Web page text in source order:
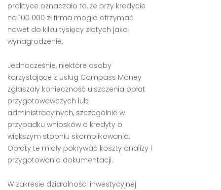
praktyce oznaczało to, że przy kredycie
na 100 000 zł firma mogła otrzymać
nawet do kilku tysięcy złotych jako
wynagrodzenie.
Jednocześnie, niektóre osoby
korzystające z usług Compass Money
zgłaszały konieczność uiszczenia opłat
przygotowawczych lub
administracyjnych, szczególnie w
przypadku wniosków o kredyty o
większym stopniu skomplikowania.
Opłaty te miały pokrywać koszty analizy i
przygotowania dokumentacji.
W zakresie działalności inwestycyjnej